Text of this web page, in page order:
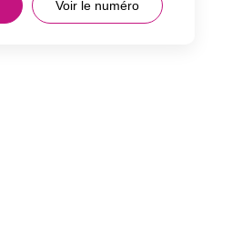
Voir le numéro